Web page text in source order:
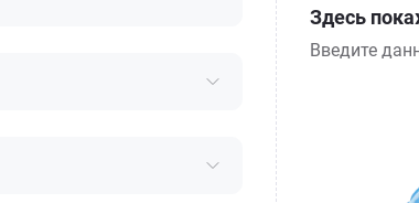
Здесь
Введите